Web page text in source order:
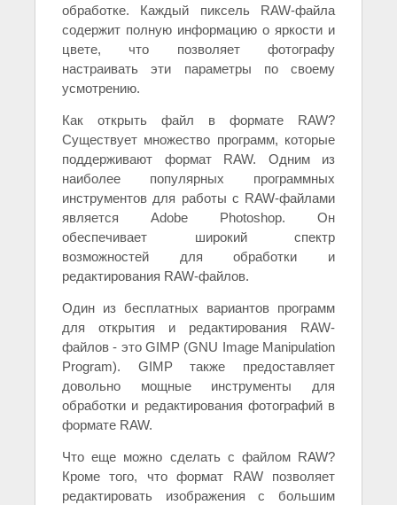
обработке. Каждый пиксель RAW-файла
содержит полную информацию о яркости и
цвете, что позволяет фотографу
настраивать эти параметры по своему
усмотрению.
Как открыть файл в формате RAW?
Существует множество программ, которые
поддерживают формат RAW. Одним из
наиболее популярных программных
инструментов для работы с RAW-файлами
является Adobe Photoshop. Он
обеспечивает широкий спектр
возможностей для обработки и
редактирования RAW-файлов.
Один из бесплатных вариантов программ
для открытия и редактирования RAW-
файлов - это GIMP (GNU Image Manipulation
Program). GIMP также предоставляет
довольно мощные инструменты для
обработки и редактирования фотографий в
формате RAW.
Что еще можно сделать с файлом RAW?
Кроме того, что формат RAW позволяет
редактировать изображения с большим